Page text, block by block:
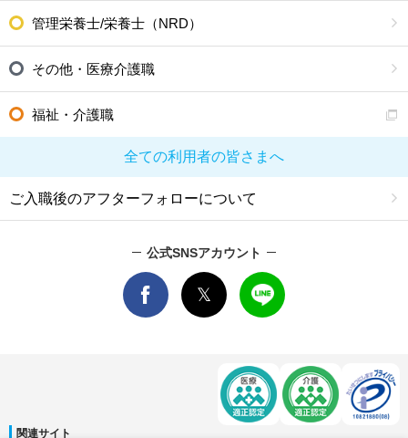
管理栄養士/栄養士（NRD）
その他・医療介護職
福祉・介護職
全ての利用者の皆さまへ
ご入職後のアフターフォローについて
公式SNSアカウント
関連サイト